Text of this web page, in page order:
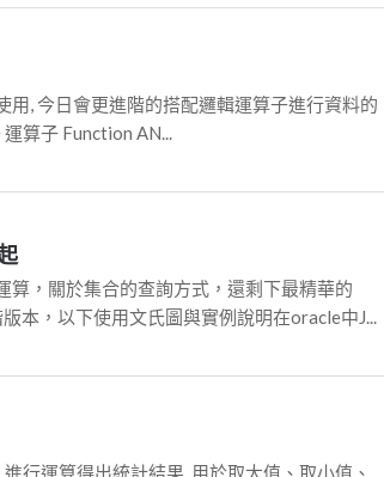
, 今日會更進階的搭配邏輯運算子進行資料的
算子 Function AN...
算，關於集合的查詢方式，還剩下最精華的
本，以下使用文氏圖與實例說明在oracle中J...
行運算得出統計結果, 用於取大值、取小值、